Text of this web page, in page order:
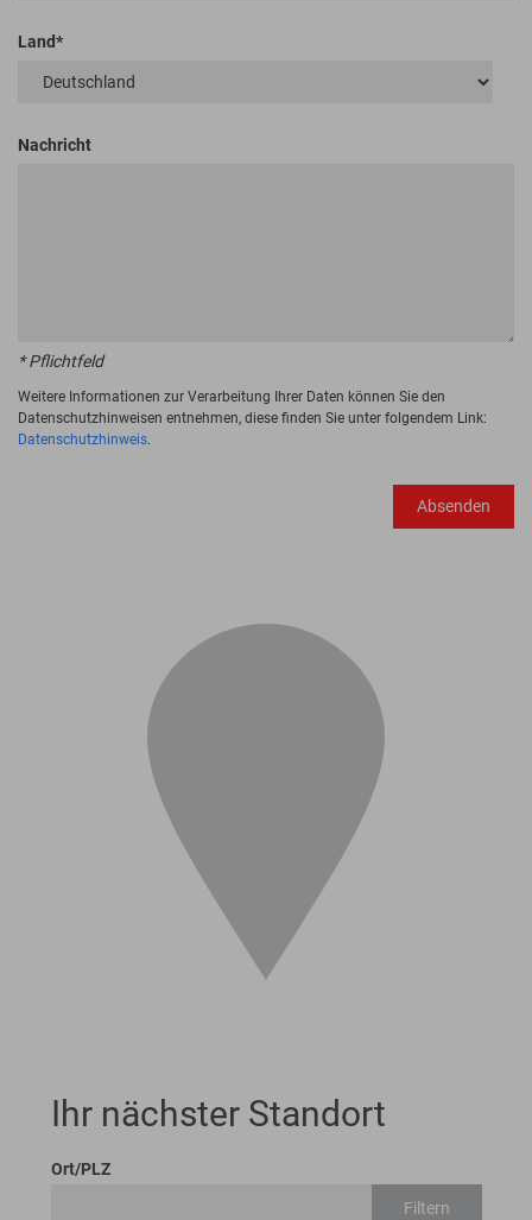
Land
Nachricht
* Pflichtfeld
Weitere Informationen zur Verarbeitung Ihrer Daten können Sie den
Datenschutzhinweisen entnehmen, diese finden Sie unter folgendem Link:
Datenschutzhinweis.
Absenden
Ihr nächster Standort
Ort/PLZ
Filtern